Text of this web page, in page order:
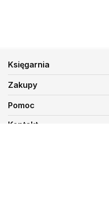
Księgarnia
Zakupy
Pomoc
Kontakt